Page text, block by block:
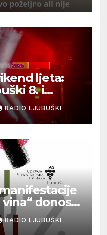
ljeta:
8. i
RADIO LJUBUŠKI
donosi
i
RADIO LJUBUŠKI